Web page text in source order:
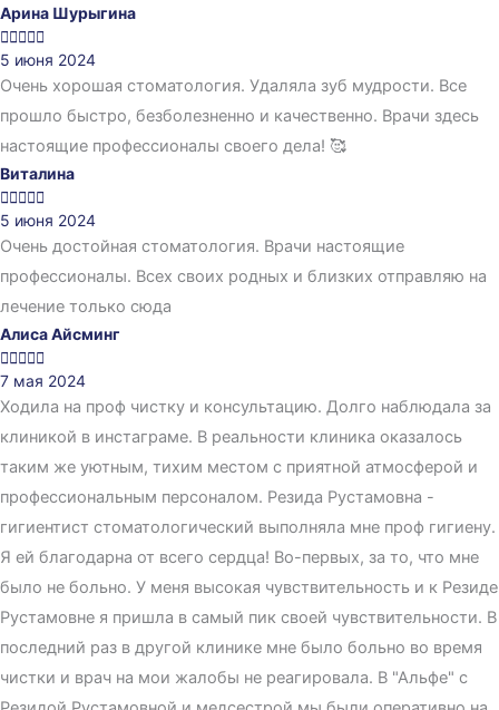
Арина Шурыгина

5 июня 2024
Очень хорошая стоматология. Удаляла зуб мудрости. Все
прошло быстро, безболезненно и качественно. Врачи здесь
настоящие профессионалы своего дела! 🥰
Виталина

5 июня 2024
Очень достойная стоматология. Врачи настоящие
профессионалы. Всех своих родных и близких отправляю на
лечение только сюда
Алиса Айсминг

7 мая 2024
Ходила на проф чистку и консультацию. Долго наблюдала за
клиникой в инстаграме. В реальности клиника оказалось
таким же уютным, тихим местом с приятной атмосферой и
профессиональным персоналом. Резида Рустамовна -
гигиентист стоматологический выполняла мне проф гигиену.
Я ей благодарна от всего сердца! Во-первых, за то, что мне
было не больно. У меня высокая чувствительность и к Резиде
Рустамовне я пришла в самый пик своей чувствительности. В
последний раз в другой клинике мне было больно во время
чистки и врач на мои жалобы не реагировала. В "Альфе" с